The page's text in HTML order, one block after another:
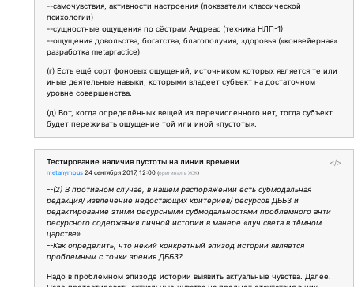
--самочувствия, активности настроения (показатели классической
психологии)
--сущностные ощущения по сёстрам Андреас (техника НЛП-1)
--ощущения довольства, богатства, благополучия, здоровья («конвейерная»
разработка metapractice)
(г) Есть ещё сорт фоновых ощущений, источником которых является те или
иные деятельные навыки, которыми владеет субъект на достаточном
уровне совершенства.
(д) Вот, когда определённых вещей из перечисленного нет, тогда субъект
будет переживать ощущение той или иной «пустоты».
</>
Тестирование наличия пустоты на линии времени
metanymous 24 сентября 2017, 12:00 (оригинал в ЖЖ)
--(2) В противном случае, в нашем распоряжении есть субмодальная
редакция/ извлечение недостающих критериев/ ресурсов ДББЗ и
редактирование этими ресурсными субмодальностями проблемного анти
ресурсного содержания личной истории в манере «луч света в тёмном
царстве»
--Как определить, что некий конкретный эпизод истории является
проблемным с точки зрения ДББЗ?
Надо в проблемном эпизоде истории выявить актуальные чувства. Далее.